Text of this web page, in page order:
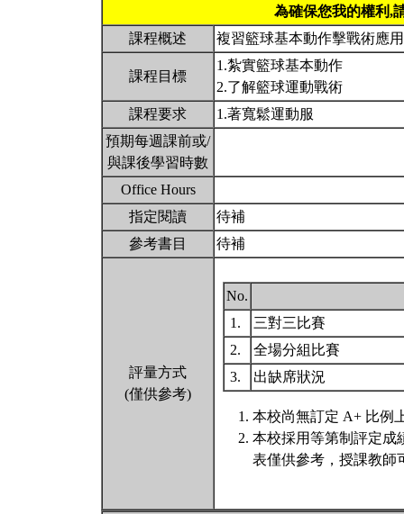
為確保您我的權利,
課程概述
複習籃球基本動作擊戰術應
課程目標
1.紮實籃球基本動作
2.了解籃球運動戰術
課程要求
1.著寬鬆運動服
預期每週課前或/
與課後學習時數
Office Hours
指定閱讀
待補
參考書目
待補
評量方式
(僅供參考)
No.
1.
三對三比賽
2.
全場分組比賽
3.
出缺席狀況
本校尚無訂定 A+ 比例
本校採用等第制評定成
表僅供參考，授課教師